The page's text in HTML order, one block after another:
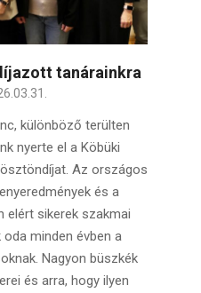
tanárainkra
különböző terülten
nyerte el a Köbüki
Az országos
és a
elért sikerek szakmai
minden évben a
Nagyon büszkék
és arra, hogy ilyen